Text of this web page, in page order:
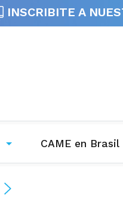
INSCRIBITE A
CAME en Brasil